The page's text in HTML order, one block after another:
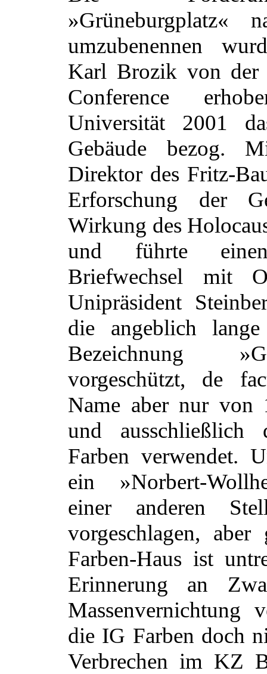
»Grüneburgplatz«
umzubenennen
Karl Brozik von der
Conference
Universität 2001
Gebäude bezog.
Direktor des Fritz-
Erforschung der
Wirkung des
und führte
Briefwechsel mit
Unipräsident
die angeblich
Bezeichnung
vorgeschützt, de
Name aber nur von
und
Farben verwendet.
ein »Norbert-
einer anderen
vorgeschlagen,
Farben-Haus ist
Erinnerung an
Massenvernichtung
die IG Farben doch
Verbrechen im KZ